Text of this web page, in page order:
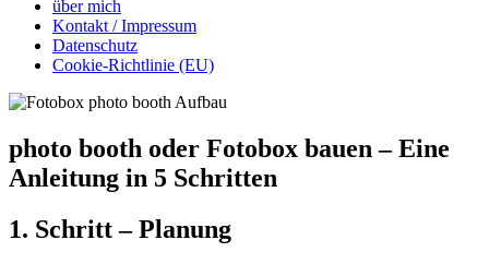
über mich
Kontakt / Impressum
Datenschutz
Cookie-Richtlinie (EU)
photo booth oder Fotobox bauen – Eine
Anleitung in 5 Schritten
1. Schritt – Planung